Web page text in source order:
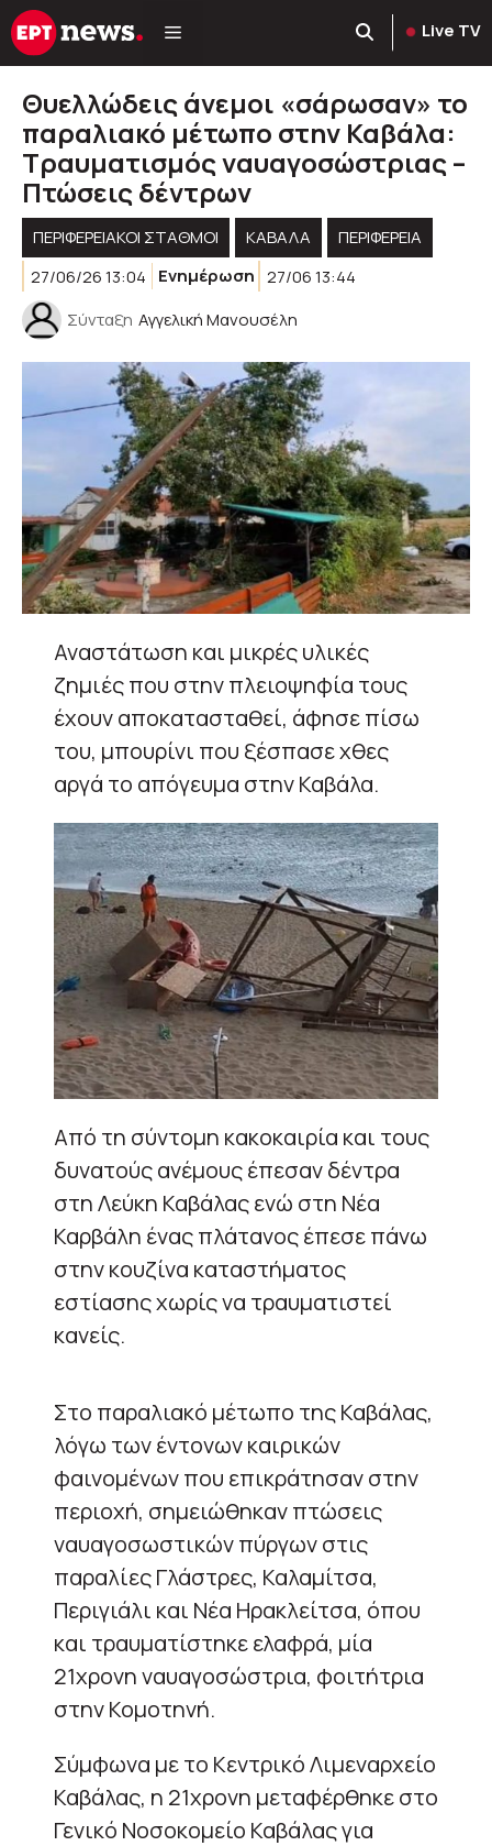
Μετάβαση
σε
Live TV
Θυελλώδεις άνεμοι «σάρωσαν» το
παραλιακό μέτωπο στην Καβάλα:
Τραυματισμός ναυαγοσώστριας –
Πτώσεις δέντρων
ΠΕΡΙΦΕΡΕΙΑΚΟΊ ΣΤΑΘΜΟΊ ΚΑΒΑΛΑ
ΠΕΡΙΦΈΡΕΙΑ
27/06/26 13:04
Ενημέρωση 27/06 13:44
Σύνταξη Αγγελική Μανουσέλη
Αναστάτωση και μικρές υλικές
ζημιές που στην πλειοψηφία τους
έχουν αποκατασταθεί, άφησε πίσω
του, μπουρίνι που ξέσπασε χθες
αργά το απόγευμα στην Καβάλα.
Από τη σύντομη κακοκαιρία και τους
δυνατούς ανέμους έπεσαν δέντρα
στη Λεύκη Καβάλας ενώ στη Νέα
Καρβάλη ένας πλάτανος έπεσε πάνω
στην κουζίνα καταστήματος
εστίασης χωρίς να τραυματιστεί
κανείς.
Στο παραλιακό μέτωπο της Καβάλας,
λόγω των έντονων καιρικών
φαινομένων που επικράτησαν στην
περιοχή, σημειώθηκαν πτώσεις
ναυαγοσωστικών πύργων στις
παραλίες Γλάστρες, Καλαμίτσα,
Περιγιάλι και Νέα Ηρακλείτσα, όπου
και τραυματίστηκε ελαφρά, μία
21χρονη ναυαγοσώστρια, φοιτήτρια
στην Κομοτηνή.
Σύμφωνα με το Κεντρικό Λιμεναρχείο
Καβάλας, η 21χρονη μεταφέρθηκε στο
Γενικό Νοσοκομείο Καβάλας για